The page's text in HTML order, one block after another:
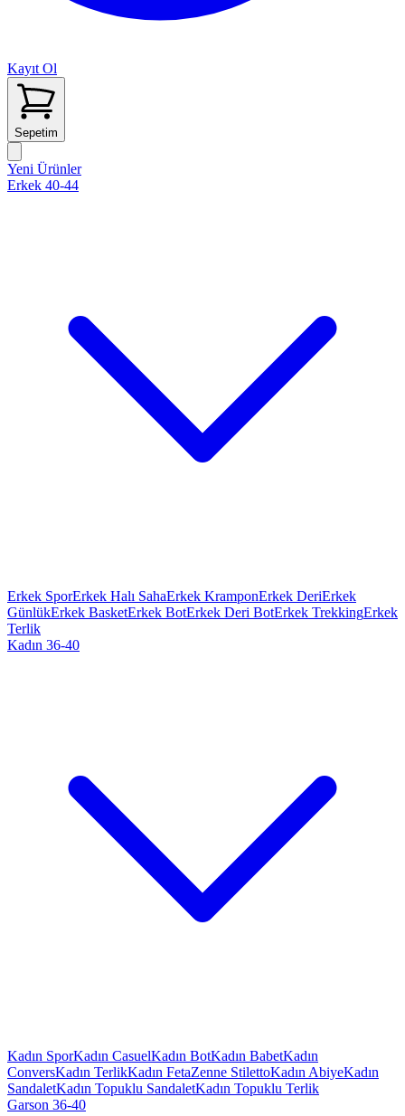
Kayıt Ol
Sepetim
Yeni Ürünler
Erkek 40-44
Erkek SporErkek Halı SahaErkek KramponErkek DeriErkek
GünlükErkek BasketErkek BotErkek Deri BotErkek TrekkingErkek
Terlik
Kadın 36-40
Kadın SporKadın CasuelKadın BotKadın BabetKadın
ConversKadın TerlikKadın FetaZenne StilettoKadın AbiyeKadın
SandaletKadın Topuklu SandaletKadın Topuklu Terlik
Garson 36-40